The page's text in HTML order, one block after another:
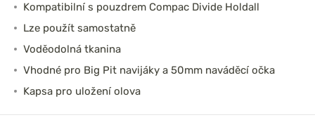
Kompatibilní s pouzdrem Compac Divide Holdall
Lze použít samostatně
Voděodolná tkanina
Vhodné pro Big Pit navijáky a 50mm naváděcí očka
Kapsa pro uložení olova